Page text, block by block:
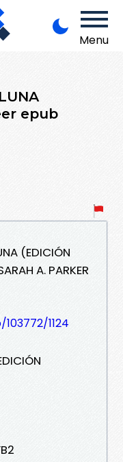
Menu
epub
(EDICIÓN
A. PARKER
1124